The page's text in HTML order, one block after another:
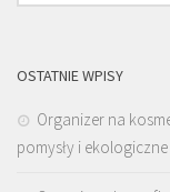
OSTATNIE WPISY
Organizer na
pomysły i